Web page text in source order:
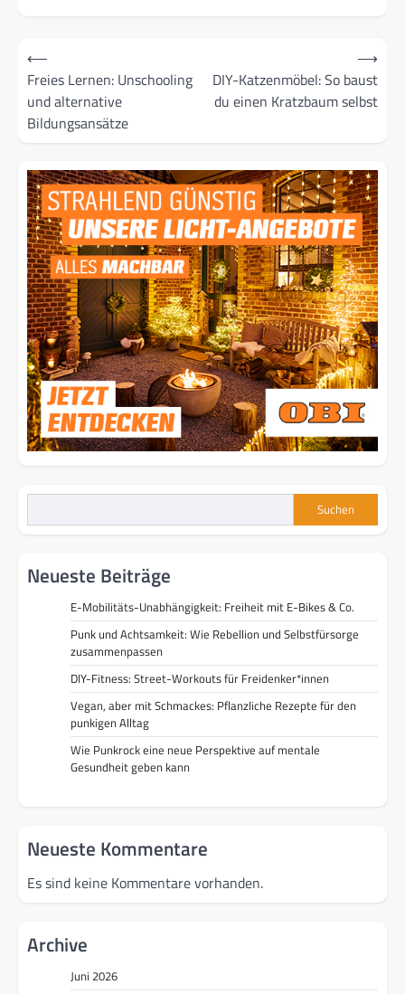
Beitragsnavigation
⟵
Freies Lernen: Unschooling
und alternative
Bildungsansätze
DIY-Katzenmöbel: So baust
du einen Kratzbaum selbst
⟶
Suchen
Neueste Beiträge
E-Mobilitäts-Unabhängigkeit: Freiheit mit E-Bikes & Co.
Punk und Achtsamkeit: Wie Rebellion und Selbstfürsorge
zusammenpassen
DIY-Fitness: Street-Workouts für Freidenker*innen
Vegan, aber mit Schmackes: Pflanzliche Rezepte für den
punkigen Alltag
Wie Punkrock eine neue Perspektive auf mentale
Gesundheit geben kann
Neueste Kommentare
Es sind keine Kommentare vorhanden.
Archive
Juni 2026